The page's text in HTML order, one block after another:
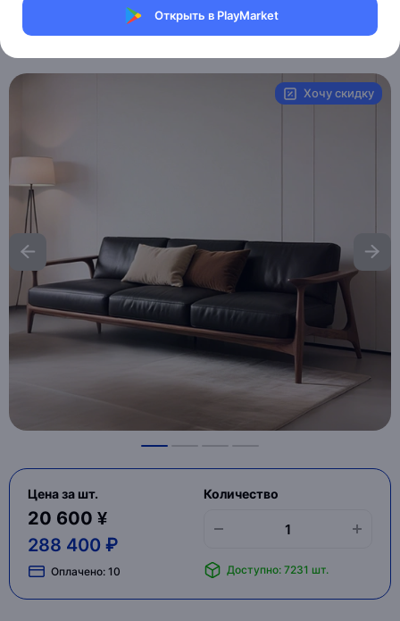
Открыть в PlayMarket
Хочу скидку
Цена за шт.
20 600 ¥
288 400 ₽
Оплачено: 10
Количество
Доступно: 7231 шт.